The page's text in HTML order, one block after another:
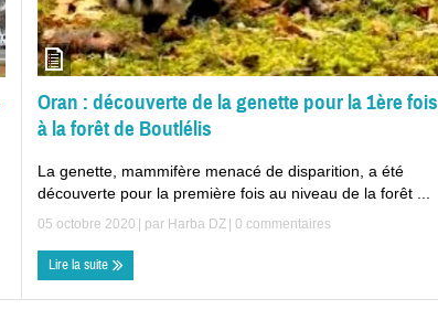
Oran : découverte de la genette pour la 1ère fois
à la forêt de Boutlélis
La genette, mammifère menacé de disparition, a été
découverte pour la première fois au niveau de la forêt ...
05 octobre 2020 | par Harba DZ 0 commentaires
Lire la suite